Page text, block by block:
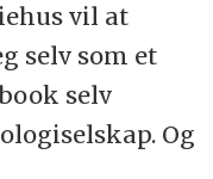
vil at
selv som et
selv
Og